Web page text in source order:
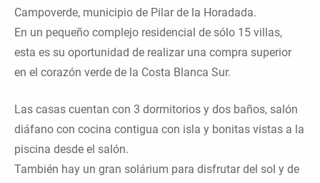
Campoverde, municipio de Pilar de la Horadada.
En un pequeño complejo residencial de sólo 15 villas,
esta es su oportunidad de realizar una compra superior
en el corazón verde de la Costa Blanca Sur.
Las casas cuentan con 3 dormitorios y dos baños, salón
diáfano con cocina contigua con isla y bonitas vistas a la
piscina desde el salón.
También hay un gran solárium para disfrutar del sol y de